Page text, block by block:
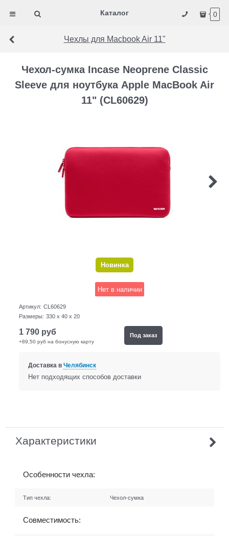
Каталог 0
Чехлы для Macbook Air 11"
Чехол-сумка Incase Neoprene Classic
Sleeve для ноутбука Apple MacBook Air
11" (CL60629)
Новинка
Нет в наличии
Артикул: CL60629
Размеры: 330 x 40 x 20
1 790 руб
+89,50 руб на бонусную карту
Под заказ
Доставка в Челябинск
Нет подходящих способов доставки
Характеристики
Особенности чехла:
Тип чехла: Чехол-сумка
Совместимость: